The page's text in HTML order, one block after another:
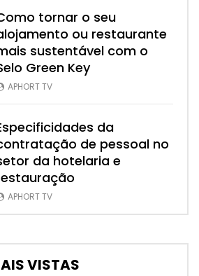
tornar o seu
ou restaurante
sustentável com o
Green Key
APHORT TV
da
de pessoal no
da hotelaria e
APHORT TV
VISTAS